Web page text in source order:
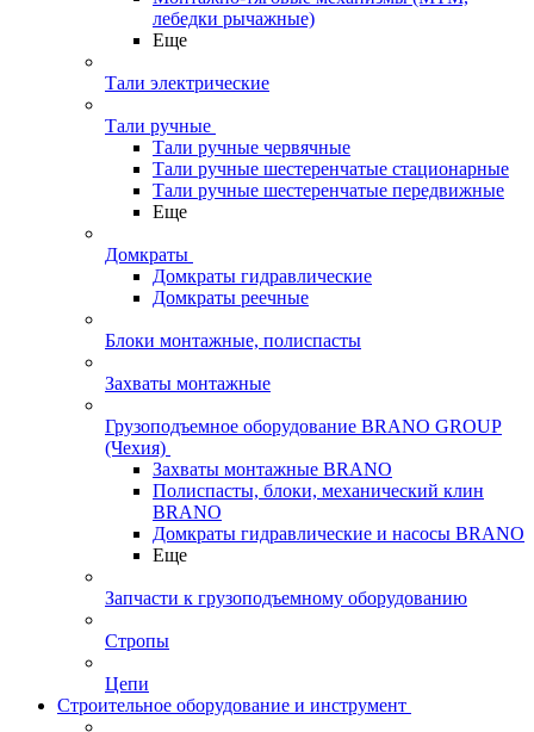
лебедки рычажные)
Еще
Тали электрические
Тали ручные
Тали ручные червячные
Тали ручные шестеренчатые стационарные
Тали ручные шестеренчатые передвижные
Еще
Домкраты
Домкраты гидравлические
Домкраты реечные
Блоки монтажные, полиспасты
Захваты монтажные
Грузоподъемное оборудование BRANO GROUP
(Чехия)
Захваты монтажные BRANO
Полиспасты, блоки, механический клин
BRANO
Домкраты гидравлические и насосы BRANO
Еще
Запчасти к грузоподъемному оборудованию
Стропы
Цепи
Строительное оборудование и инструмент